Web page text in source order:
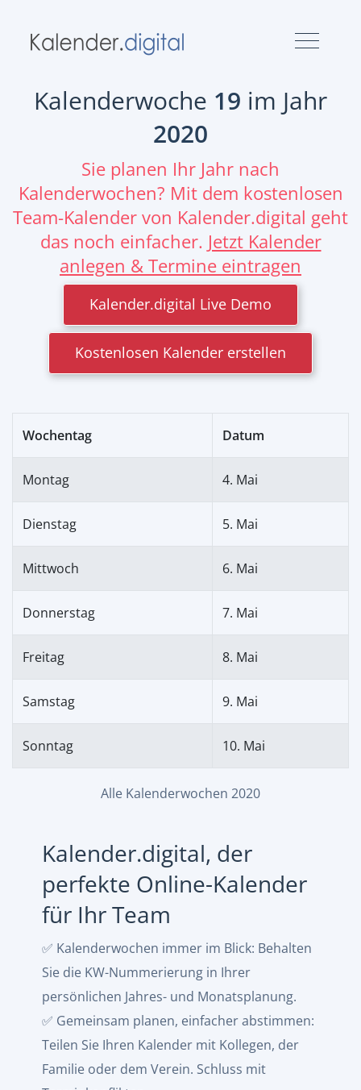
Kalenderwoche 19 im Jahr
2020
Sie planen Ihr Jahr nach
Kalenderwochen? Mit dem kostenlosen
Team-Kalender von Kalender.digital geht
das noch einfacher. Jetzt Kalender
anlegen & Termine eintragen
Kalender.digital Live Demo
Kostenlosen Kalender erstellen
Wochentag Datum
Montag 4. Mai
Dienstag 5. Mai
Mittwoch 6. Mai
Donnerstag 7. Mai
Freitag 8. Mai
Samstag 9. Mai
Sonntag 10. Mai
Alle Kalenderwochen 2020
Kalender.digital, der
perfekte Online-Kalender
für Ihr Team
✅ Kalenderwochen immer im Blick: Behalten
Sie die KW-Nummerierung in Ihrer
persönlichen Jahres- und Monatsplanung.
✅ Gemeinsam planen, einfacher abstimmen:
Teilen Sie Ihren Kalender mit Kollegen, der
Familie oder dem Verein. Schluss mit